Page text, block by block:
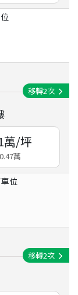
移轉2次
萬/坪
萬
位
移轉2次